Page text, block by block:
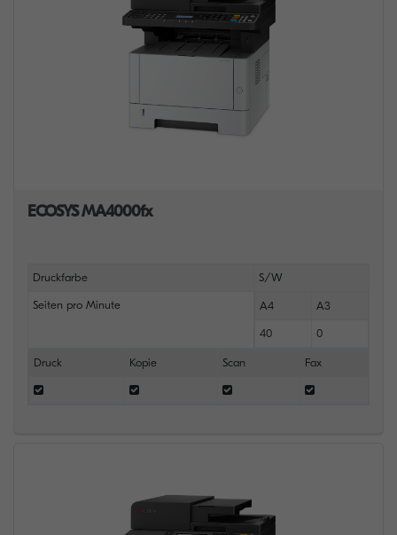
ECOSYS MA4000fx
Druckfarbe S/W
Seiten pro Minute A4 A3
40 0
Druck Kopie Scan Fax